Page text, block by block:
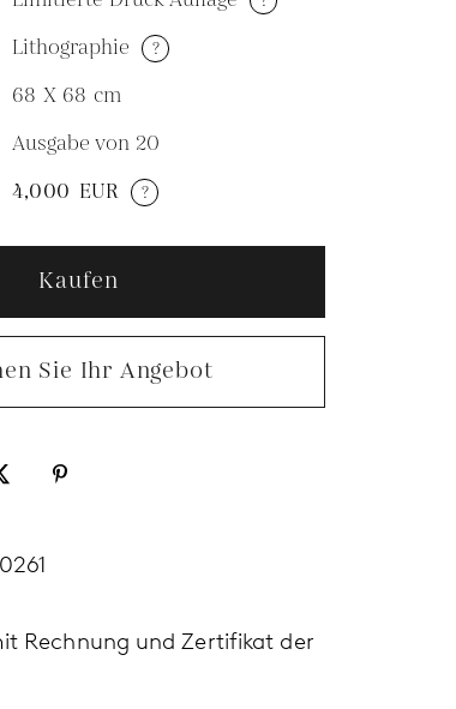
Lithographie ?
68 X 68 cm
Ausgabe von 20
4,000 EUR ?
Kaufen
Sie Ihr Angebot
Rechnung und Zertifikat der